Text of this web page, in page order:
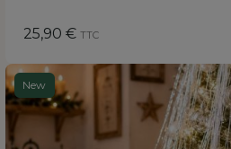
Prix
25,90 € TTC
New